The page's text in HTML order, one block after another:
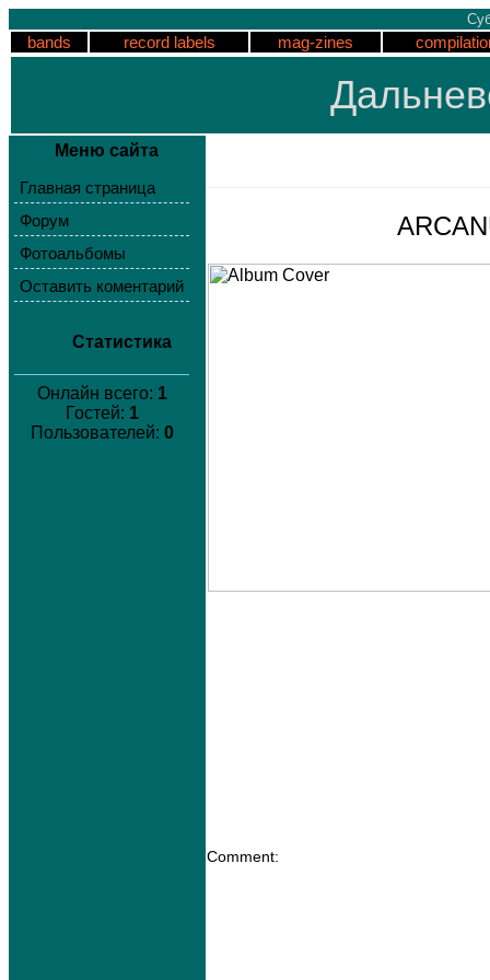
bands record labels mag-zines
Меню сайта
Главная страница
Форум
Фотоальбомы
Оставить коментарий
Статистика
Онлайн всего: 1
Гостей: 1
Пользователей: 0
Comment: